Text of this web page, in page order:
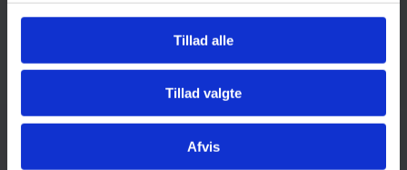
Tillad alle
Tillad valgte
Afvis